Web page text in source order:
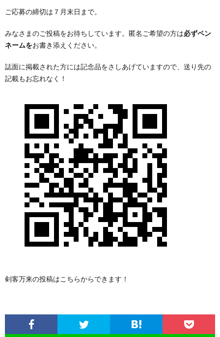
ご応募の締切は７月末日まで。
みなさまのご投稿をお待ちしています。匿名ご希望の方は必ずペン
ネームをお書き添えください。
誌面に掲載された方には記念品をさしあげていますので、送り先の
記載もお忘れなく！
剣客万来の投稿はこちらからできます！